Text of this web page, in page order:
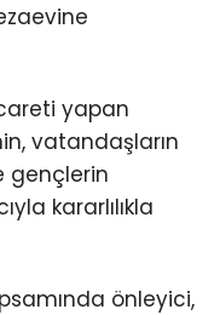
yapan
vatandaşların
gençlerin
kararlılıkla
önleyici,